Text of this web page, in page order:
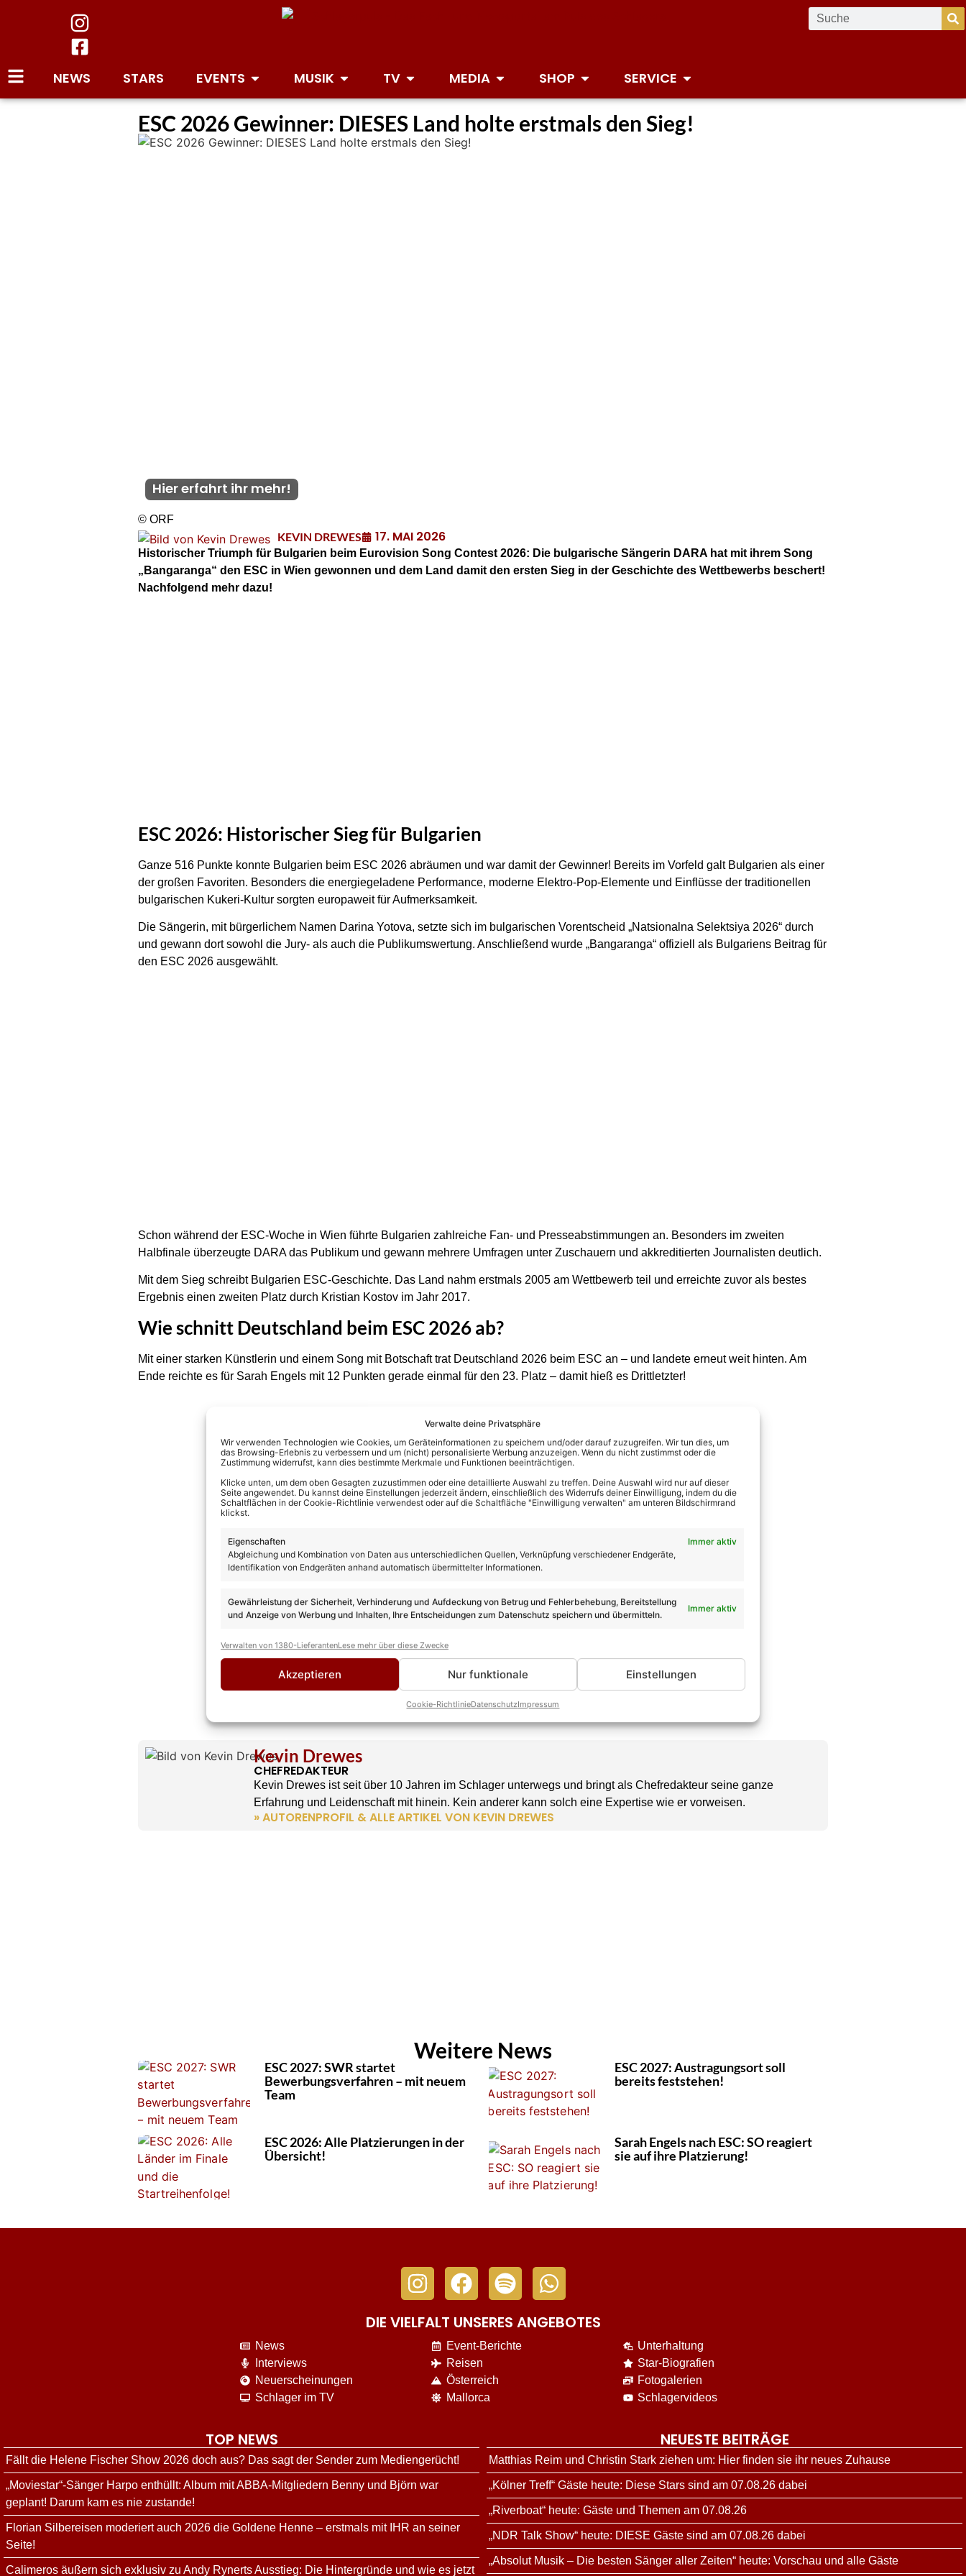
Verwalte deine Privatsphäre
Wir verwenden Technologien wie Cookies, um Geräteinformationen zu speichern und/oder darauf zuzugreifen. Wir tun dies, um
das Browsing-Erlebnis zu verbessern und um (nicht) personalisierte Werbung anzuzeigen. Wenn du nicht zustimmst oder die
Zustimmung widerrufst, kann dies bestimmte Merkmale und Funktionen beeinträchtigen.
Klicke unten, um dem oben Gesagten zuzustimmen oder eine detaillierte Auswahl zu treffen. Deine Auswahl wird nur auf dieser
Seite angewendet. Du kannst deine Einstellungen jederzeit ändern, einschließlich des Widerrufs deiner Einwilligung, indem du die
Schaltflächen in der Cookie-Richtlinie verwendest oder auf die Schaltfläche "Einwilligung verwalten" am unteren Bildschirmrand
klickst.
Eigenschaften
Immer aktiv
Abgleichung und Kombination von Daten aus unterschiedlichen Quellen, Verknüpfung verschiedener Endgeräte,
Identifikation von Endgeräten anhand automatisch übermittelter Informationen.
Gewährleistung der Sicherheit, Verhinderung und Aufdeckung von Betrug und Fehlerbehebung, Bereitstellung
und Anzeige von Werbung und Inhalten, Ihre Entscheidungen zum Datenschutz speichern und übermitteln.
Immer aktiv
Verwalten von 1380-LieferantenLese mehr über diese Zwecke
Akzeptieren Nur funktionale Einstellungen
Cookie-RichtlinieDatenschutzImpressum
NEWS STARS EVENTS MUSIK TV MEDIA SHOP SERVICE
ESC 2026 Gewinner: DIESES Land holte erstmals den Sieg!
Hier erfahrt ihr mehr!
© ORF
KEVIN DREWES 17. MAI 2026
Historischer Triumph für Bulgarien beim Eurovision Song Contest 2026: Die bulgarische Sängerin DARA hat mit ihrem Song
„Bangaranga“ den ESC in Wien gewonnen und dem Land damit den ersten Sieg in der Geschichte des Wettbewerbs beschert!
Nachfolgend mehr dazu!
ESC 2026: Historischer Sieg für Bulgarien
Ganze 516 Punkte konnte Bulgarien beim ESC 2026 abräumen und war damit der Gewinner! Bereits im Vorfeld galt Bulgarien als einer
der großen Favoriten. Besonders die energiegeladene Performance, moderne Elektro-Pop-Elemente und Einflüsse der traditionellen
bulgarischen Kukeri-Kultur sorgten europaweit für Aufmerksamkeit.
Die Sängerin, mit bürgerlichem Namen Darina Yotova, setzte sich im bulgarischen Vorentscheid „Natsionalna Selektsiya 2026“ durch
und gewann dort sowohl die Jury- als auch die Publikumswertung. Anschließend wurde „Bangaranga“ offiziell als Bulgariens Beitrag für
den ESC 2026 ausgewählt.
Schon während der ESC-Woche in Wien führte Bulgarien zahlreiche Fan- und Presseabstimmungen an. Besonders im zweiten
Halbfinale überzeugte DARA das Publikum und gewann mehrere Umfragen unter Zuschauern und akkreditierten Journalisten deutlich.
Mit dem Sieg schreibt Bulgarien ESC-Geschichte. Das Land nahm erstmals 2005 am Wettbewerb teil und erreichte zuvor als bestes
Ergebnis einen zweiten Platz durch Kristian Kostov im Jahr 2017.
Wie schnitt Deutschland beim ESC 2026 ab?
Mit einer starken Künstlerin und einem Song mit Botschaft trat Deutschland 2026 beim ESC an – und landete erneut weit hinten. Am
Ende reichte es für Sarah Engels mit 12 Punkten gerade einmal für den 23. Platz – damit hieß es Drittletzter!
Kevin Drewes
CHEFREDAKTEUR
Kevin Drewes ist seit über 10 Jahren im Schlager unterwegs und bringt als Chefredakteur seine ganze
Erfahrung und Leidenschaft mit hinein. Kein anderer kann solch eine Expertise wie er vorweisen.
» AUTORENPROFIL & ALLE ARTIKEL VON KEVIN DREWES
Weitere News
ESC 2027: SWR startet
Bewerbungsverfahren – mit neuem
Team
ESC 2027: Austragungsort soll
bereits feststehen!
ESC 2026: Alle Platzierungen in der
Übersicht!
Sarah Engels nach ESC: SO reagiert
sie auf ihre Platzierung!
DIE VIELFALT UNSERES ANGEBOTES
News
Interviews
Neuerscheinungen
Schlager im TV
Event-Berichte
Reisen
Österreich
Mallorca
Unterhaltung
Star-Biografien
Fotogalerien
Schlagervideos
TOP NEWS
Fällt die Helene Fischer Show 2026 doch aus? Das sagt der Sender zum Mediengerücht!
„Moviestar“-Sänger Harpo enthüllt: Album mit ABBA-Mitgliedern Benny und Björn war
geplant! Darum kam es nie zustande!
Florian Silbereisen moderiert auch 2026 die Goldene Henne – erstmals mit IHR an seiner
Seite!
Calimeros äußern sich exklusiv zu Andy Rynerts Ausstieg: Die Hintergründe und wie es jetzt
NEUESTE BEITRÄGE
Matthias Reim und Christin Stark ziehen um: Hier finden sie ihr neues Zuhause
„Kölner Treff“ Gäste heute: Diese Stars sind am 07.08.26 dabei
„Riverboat“ heute: Gäste und Themen am 07.08.26
„NDR Talk Show“ heute: DIESE Gäste sind am 07.08.26 dabei
„Absolut Musik – Die besten Sänger aller Zeiten“ heute: Vorschau und alle Gäste